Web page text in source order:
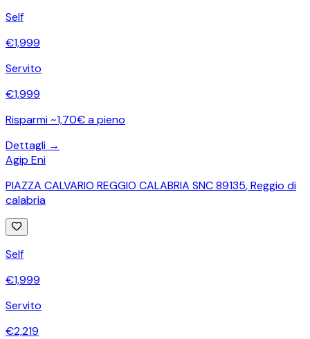
Self
€1,999
Servito
€1,999
Risparmi ~1,70€ a pieno
Dettagli →
Agip Eni
PIAZZA CALVARIO REGGIO CALABRIA SNC 89135,Reggio di
calabria
Self
€1,999
Servito
€2,219